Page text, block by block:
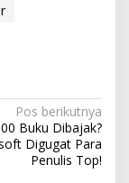
Pos berikutnya
Buku Dibajak?
Digugat Para
Penulis Top!